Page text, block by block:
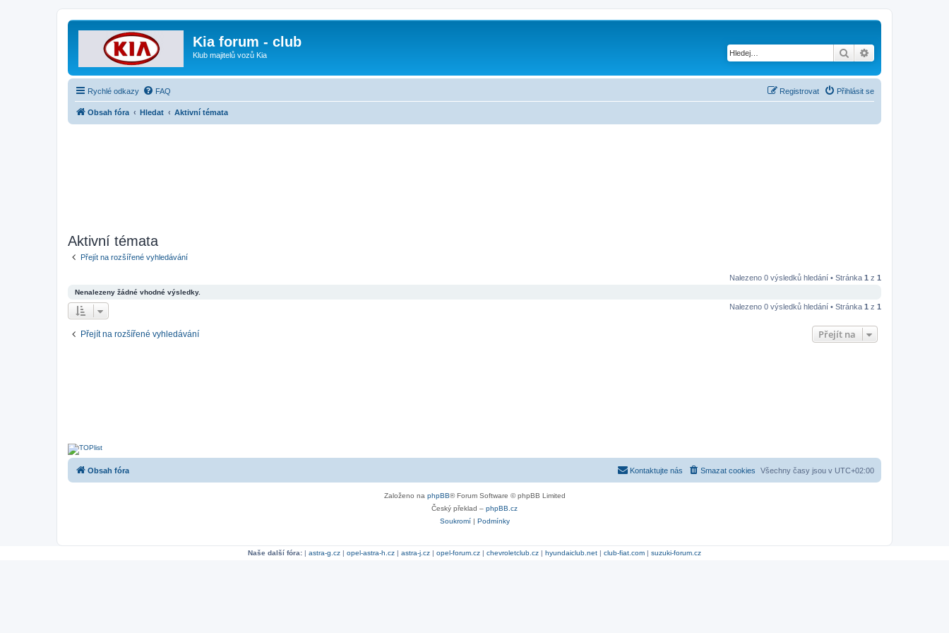
Kia forum - club
Klub majitelů vozů Kia Hledat
Rychlé odkazy FAQ Přihlásit se
Registrovat
Obsah fóra Hledat Aktivní témata
Aktivní témata
Přejít na rozšířené vyhledávání
Nalezeno 0 výsledků hledání • Stránka 1 z 1
Nenalezeny žádné vhodné výsledky.
Nalezeno 0 výsledků hledání • Stránka 1 z 1
Přejít na rozšířené vyhledávání Přejít na
Obsah fóra Všechny časy jsou v UTC+02:00
Smazat cookies
Kontaktujte nás
Založeno na phpBB® Forum Software © phpBB Limited
Český překlad – phpBB.cz
Soukromí| Podmínky
Naše další fóra: | astra-g.cz | opel-astra-h.cz | astra-j.cz | opel-forum.cz | chevroletclub.cz | hyundaiclub.net | club-fiat.com | suzuki-forum.cz